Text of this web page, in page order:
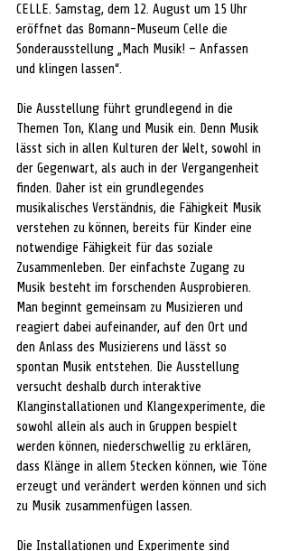
CELLE. Samstag, dem 12. August um 15 Uhr
eröffnet das Bomann-Museum Celle die
Sonderausstellung „Mach Musik! – Anfassen
und klingen lassen“.
Die Ausstellung führt grundlegend in die
Themen Ton, Klang und Musik ein. Denn Musik
lässt sich in allen Kulturen der Welt, sowohl in
der Gegenwart, als auch in der Vergangenheit
finden. Daher ist ein grundlegendes
musikalisches Verständnis, die Fähigkeit Musik
verstehen zu können, bereits für Kinder eine
notwendige Fähigkeit für das soziale
Zusammenleben. Der einfachste Zugang zu
Musik besteht im forschenden Ausprobieren.
Man beginnt gemeinsam zu Musizieren und
reagiert dabei aufeinander, auf den Ort und
den Anlass des Musizierens und lässt so
spontan Musik entstehen. Die Ausstellung
versucht deshalb durch interaktive
Klanginstallationen und Klangexperimente, die
sowohl allein als auch in Gruppen bespielt
werden können, niederschwellig zu erklären,
dass Klänge in allem Stecken können, wie Töne
erzeugt und verändert werden können und sich
zu Musik zusammenfügen lassen.
Die Installationen und Experimente sind